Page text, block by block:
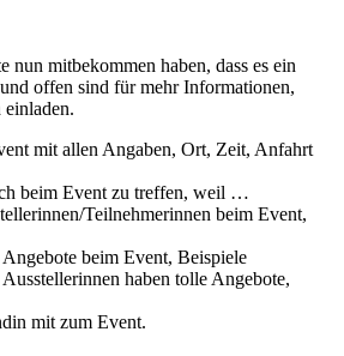
nun mitbekommen haben, dass es ein
offen sind für mehr Informationen,
mit allen Angaben, Ort, Zeit, Anfahrt
beim Event zu treffen, weil …
Teilnehmerinnen beim Event,
beim Event, Beispiele
haben tolle Angebote,
mit zum Event.